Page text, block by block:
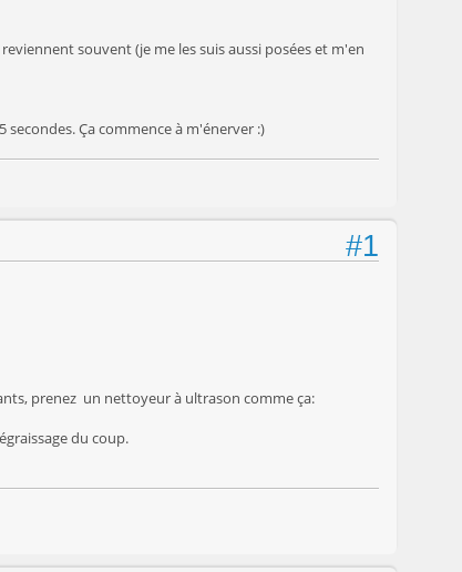
souvent (je me les suis aussi posées et m'en
Ça commence à m'énerver :)
#1
prenez un nettoyeur à ultrason comme ça:
du coup.